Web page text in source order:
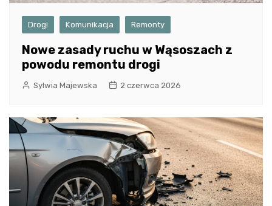
Drogi Komunikacja Remonty
Nowe zasady ruchu w Wąsoszach z
powodu remontu drogi
Sylwia Majewska 2 czerwca 2026